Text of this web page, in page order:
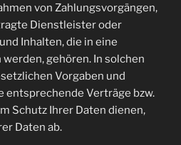
von Zahlungsvorgängen,
Dienstleister oder
Inhalten, die in eine
gehören. In solchen
Vorgaben und
entsprechende Verträge bzw.
Schutz Ihrer Daten dienen,
Daten ab.